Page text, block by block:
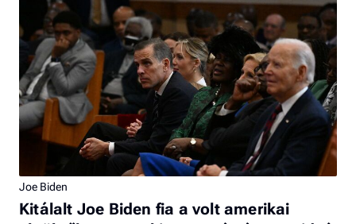
Joe Biden
Kitálalt Joe Biden fia a volt amerikai